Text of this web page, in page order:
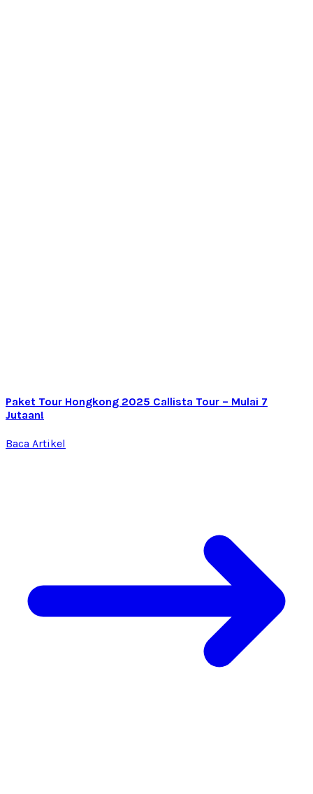
Paket Tour Hongkong 2025 Callista Tour – Mulai 7
Jutaan!
Baca Artikel